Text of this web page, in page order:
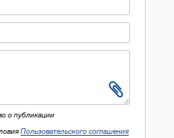
о публикации
Пользовательского соглашения